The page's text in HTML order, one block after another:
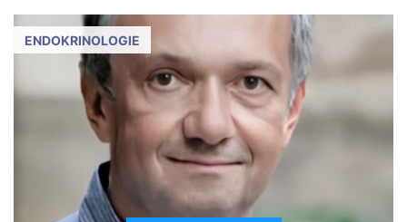
ENDOKRINOLOGIE